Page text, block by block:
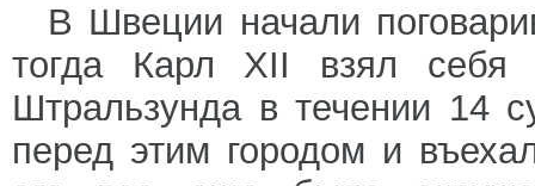
В Швеции начали
тогда Карл XII взял себя
Штральзунда в течении 14
перед этим городом и